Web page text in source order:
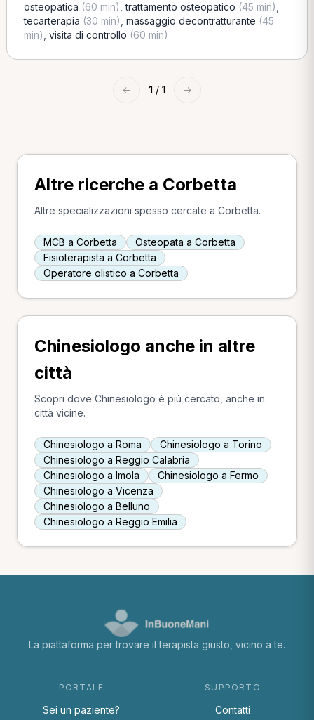
osteopatica (60 min) ,trattamento osteopatico (45 min)
tecarterapia (30 min) massaggio decontratturante (45
min) visita di controllo (60 min)
← 1 / 1 →
Altre ricerche a Corbetta
Altre specializzazioni spesso cercate a Corbetta.
MCB a Corbetta
Osteopata a Corbetta
Fisioterapista a Corbetta
Operatore olistico a Corbetta
Chinesiologo anche in altre
città
Scopri dove Chinesiologo è più cercato, anche in
città vicine.
Chinesiologo a Roma
Chinesiologo a Torino
Chinesiologo a Reggio Calabria
Chinesiologo a Imola
Chinesiologo a Fermo
Chinesiologo a Vicenza
Chinesiologo a Belluno
Chinesiologo a Reggio Emilia
La piattaforma per trovare il terapista giusto, vicino a te.
PORTALE
Sei un paziente?
SUPPORTO
Contatti